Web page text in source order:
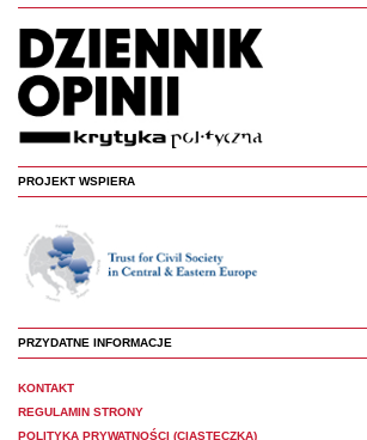
PROJEKT WSPIERA
PRZYDATNE INFORMACJE
KONTAKT
REGULAMIN STRONY
POLITYKA PRYWATNOŚCI (CIASTECZKA)